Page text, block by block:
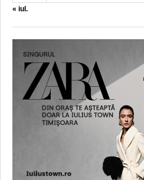
« iul.